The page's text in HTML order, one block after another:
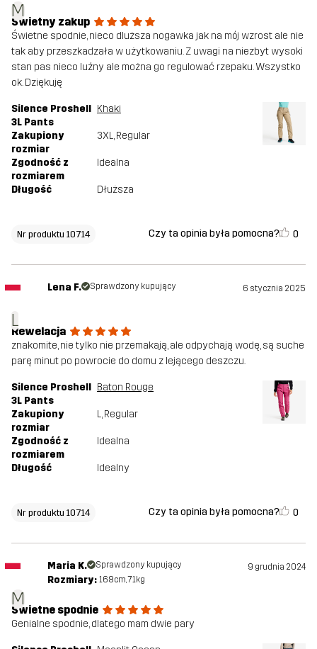
M
Świetny zakup
Świetne spodnie, nieco dluższa nogawka jak na mój wzrost ale nie
tak aby przeszkadzała w użytkowaniu. Z uwagi na niezbyt wysoki
stan pas nieco luźny ale można go regulować rzepaku. Wszystko
ok. Dziękuję
Silence Proshell
3L Pants
Khaki
Zakupiony
rozmiar
3XL, Regular
Zgodność z
rozmiarem
Idealna
Długość Dłuższa
Nr produktu 10714 Czy ta opinia była pomocna? 0
L
Lena F. Sprawdzony kupujący 6 stycznia 2025
Rewelacja
znakomite, nie tylko nie przemakają, ale odpychają wodę, są suche
parę minut po powrocie do domu z lejącego deszczu.
Silence Proshell
3L Pants
Baton Rouge
Zakupiony
rozmiar
L, Regular
Zgodność z
rozmiarem
Idealna
Długość Idealny
Nr produktu 10714 Czy ta opinia była pomocna? 0
M
Maria K. Sprawdzony kupujący 9 grudnia 2024
Rozmiary: 168cm, 71kg
Świetne spodnie
Genialne spodnie, dlatego mam dwie pary